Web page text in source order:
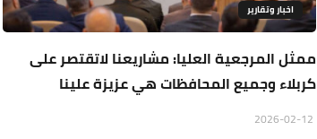
اخبار وتقارير
ممثل المرجعية العليا: مشاريعنا لاتقتصر على
كربلاء وجميع المحافظات هي عزيزة علينا